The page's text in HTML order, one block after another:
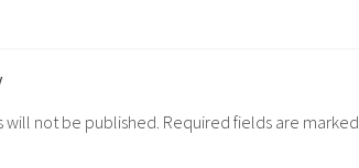
will not be published. Required fields are marked